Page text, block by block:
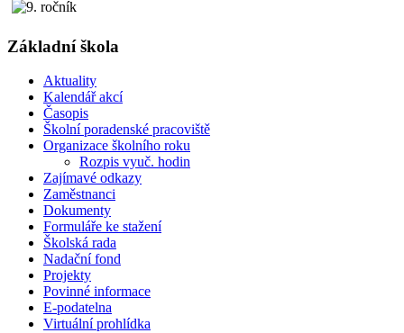
Základní škola
Aktuality
Kalendář akcí
Časopis
Školní poradenské pracoviště
Organizace školního roku
Rozpis vyuč. hodin
Zajímavé odkazy
Zaměstnanci
Dokumenty
Formuláře ke stažení
Školská rada
Nadační fond
Projekty
Povinné informace
E-podatelna
Virtuální prohlídka